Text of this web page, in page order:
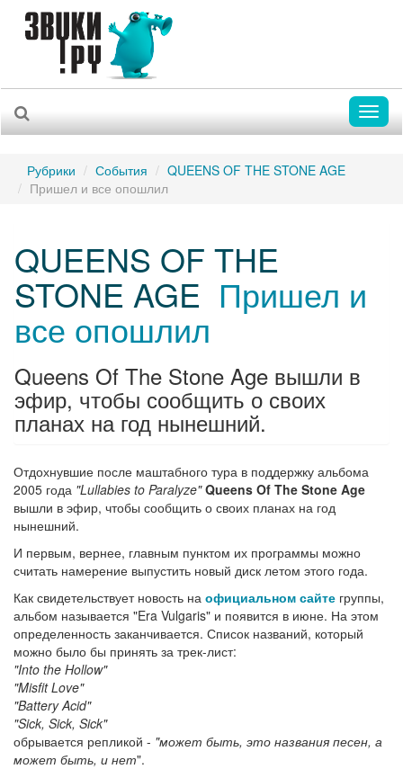
Рубрики События
QUEENS OF THE STONE AGE
Пришел и все опошлил
QUEENS OF THE
STONE AGE Пришел и
все опошлил
Queens Of The Stone Age вышли в
эфир, чтобы сообщить о своих
планах на год нынешний.
Отдохнувшие после маштабного тура в поддержку альбома
2005 года "Lullabies to Paralyze" Queens Of The Stone Age
вышли в эфир, чтобы сообщить о своих планах на год
нынешний.
И первым, вернее, главным пунктом их программы можно
считать намерение выпустить новый диск летом этого года.
Как свидетельствует новость на официальном сайте группы,
альбом называется "Era Vulgaris" и появится в июне. На этом
определенность заканчивается. Список названий, который
можно было бы принять за трек-лист:
"Into the Hollow"
"Misfit Love"
"Battery Acid"
"Sick, Sick, Sick"
обрывается репликой - "может быть, это названия песен, а
может быть, и нет".